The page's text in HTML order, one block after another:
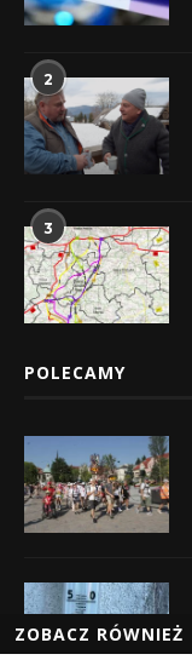
2
3
POLECAMY
ZOBACZ RÓWNIEŻ